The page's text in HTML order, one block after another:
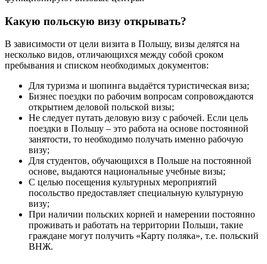
Какую польскую визу открывать?
В зависимости от цели визита в Польшу, визы делятся на
несколько видов, отличающихся между собой сроком
пребывания и списком необходимых документов:
Для туризма и шопинга выдаётся туристическая виза;
Бизнес поездки по рабочим вопросам сопровождаются
открытием деловой польской визы;
Не следует путать деловую визу с рабочей. Если цель
поездки в Польшу – это работа на основе постоянной
занятости, то необходимо получать именно рабочую
визу;
Для студентов, обучающихся в Польше на постоянной
основе, выдаются национальные учебные визы;
С целью посещения культурных мероприятий
посольство предоставляет специальную культурную
визу;
При наличии польских корней и намерении постоянно
проживать и работать на территории Польши, такие
граждане могут получить «Карту поляка», т.е. польский
ВНЖ.